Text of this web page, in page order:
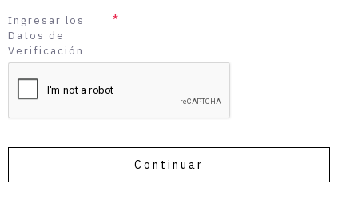
Ingresar los
Datos de
Verificación
Continuar